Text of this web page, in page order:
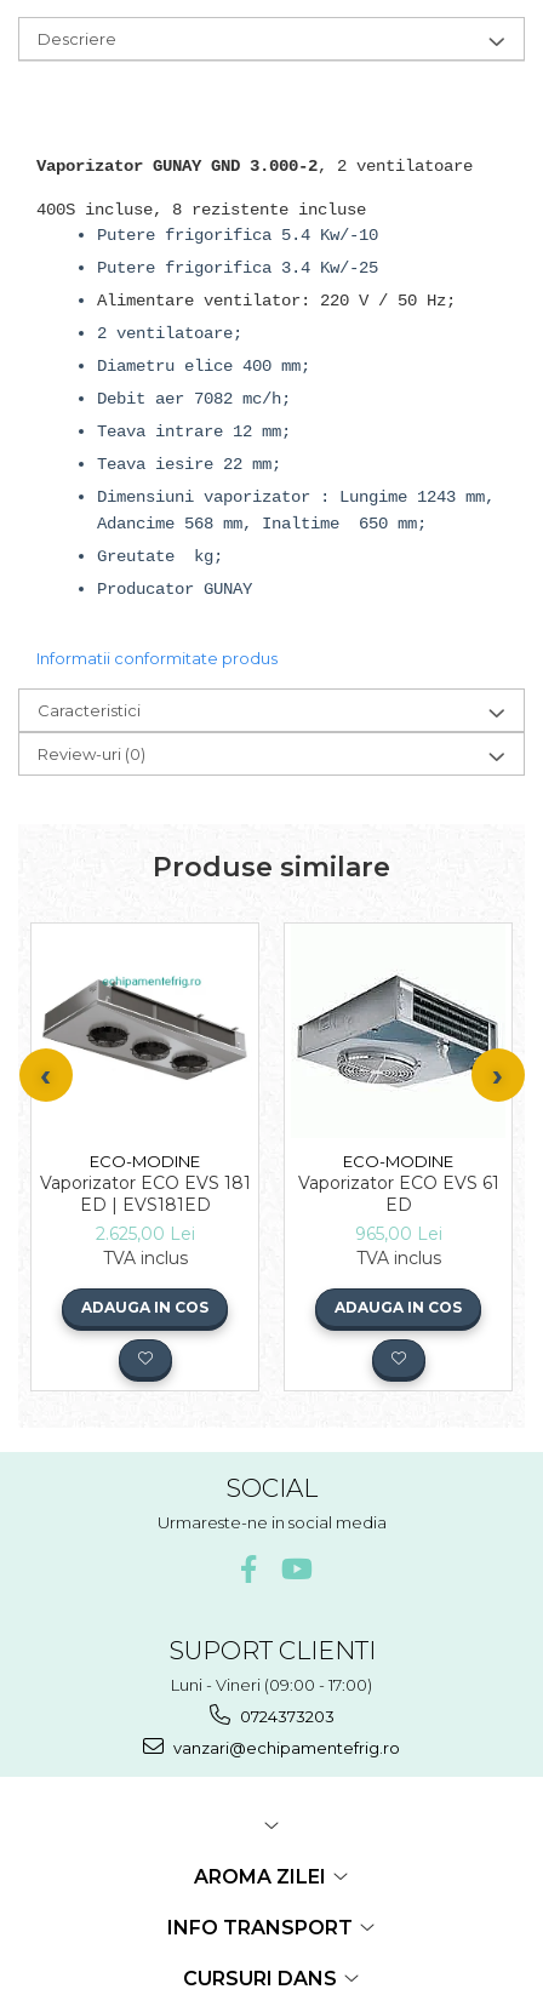
Descriere
Vaporizator GUNAY GND 3.000-2, 2 ventilatoare
400S incluse, 8 rezistente incluse
Putere frigorifica 5.4 Kw/-10
Putere frigorifica 3.4 Kw/-25
Alimentare ventilator: 220 V / 50 Hz;
2 ventilatoare;
Diametru elice 400 mm;
Debit aer 7082 mc/h;
Teava intrare 12 mm;
Teava iesire 22 mm;
Dimensiuni vaporizator : Lungime 1243 mm,
Adancime 568 mm, Inaltime 650 mm;
Greutate kg;
Producator GUNAY
Informatii conformitate produs
Caracteristici
Review-uri (0)
Produse similare
ECO-MODINE
Vaporizator ECO EVS 181
ED | EVS181ED
2.625,00 Lei
TVA inclus
ADAUGA IN COS
ECO-MODINE
Vaporizator ECO EVS 61
ED
965,00 Lei
TVA inclus
ADAUGA IN COS
SOCIAL
Urmareste-ne in social media
SUPORT CLIENTI
Luni - Vineri (09:00 - 17:00)
0724373203
vanzari@echipamentefrig.ro
AROMA ZILEI
INFO TRANSPORT
CURSURI DANS